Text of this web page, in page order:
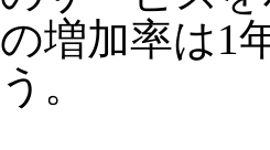
の増加率は1
う。